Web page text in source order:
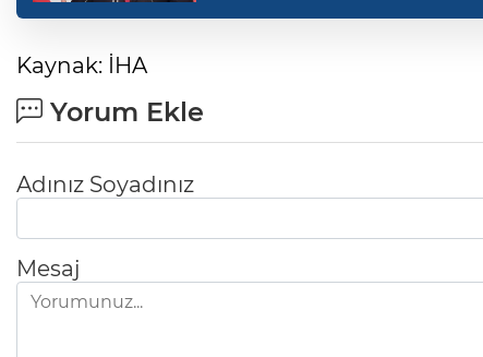
Kaynak: İHA
Yorum Ekle
Adınız Soyadınız
Mesaj